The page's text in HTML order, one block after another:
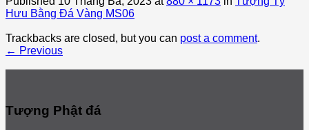
Hưu Bằng Đá Vàng MS06
Trackbacks are closed, but you can post a comment.
← Previous
Tượng Phật đá